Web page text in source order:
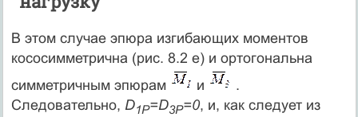
В этом случае эпюра изгибающих моментов
кососимметрична (рис. 8.2 е) и ортогональна
симметричным эпюрам
и
.
Следовательно, D1P=D3P=0, и, как следует из